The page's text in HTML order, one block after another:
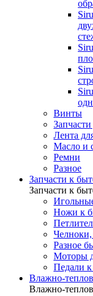
Винты
Лента
Масло и
Ремни
Разное
Запчасти к
Запчасти к
Ножи к
Разное
Моторы
Педали
Влажно-
Влажно-